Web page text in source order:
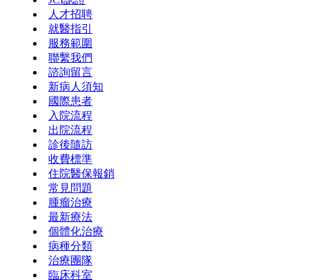
人才招聘
就醫指引
服務範圍
聯繫我們
諮詢留言
新病人須知
國際患者
入院流程
出院流程
診後隨訪
收費標準
住院醫保報銷
常見問題
腫瘤治療
最新療法
個體化治療
病種分類
治療團隊
臨床科室